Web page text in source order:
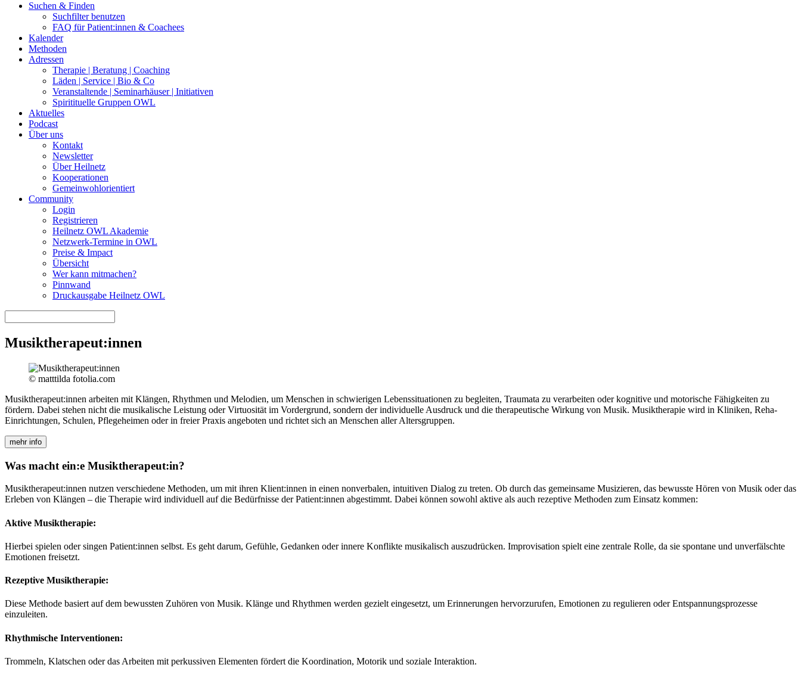
Suchen & Finden
Suchfilter benutzen
FAQ für Patient:innen & Coachees
Kalender
Methoden
Adressen
Therapie | Beratung | Coaching
Läden | Service | Bio & Co
Veranstaltende | Seminarhäuser | Initiativen
Spiritituelle Gruppen OWL
Aktuelles
Podcast
Über uns
Kontakt
Newsletter
Über Heilnetz
Kooperationen
Gemeinwohlorientiert
Community
Login
Registrieren
Heilnetz OWL Akademie
Netzwerk-Termine in OWL
Preise & Impact
Übersicht
Wer kann mitmachen?
Pinnwand
Druckausgabe Heilnetz OWL
Musiktherapeut:innen
© matttilda fotolia.com
Musiktherapeut:innen arbeiten mit Klängen, Rhythmen und Melodien, um Menschen in schwierigen Lebenssituationen zu begleiten, Traumata zu verarbeiten oder kognitive und motorische Fähigkeiten zu
fördern. Dabei stehen nicht die musikalische Leistung oder Virtuosität im Vordergrund, sondern der individuelle Ausdruck und die therapeutische Wirkung von Musik. Musiktherapie wird in Kliniken, Reha-
Einrichtungen, Schulen, Pflegeheimen oder in freier Praxis angeboten und richtet sich an Menschen aller Altersgruppen.
mehr info
Was macht ein:e Musiktherapeut:in?
Musiktherapeut:innen nutzen verschiedene Methoden, um mit ihren Klient:innen in einen nonverbalen, intuitiven Dialog zu treten. Ob durch das gemeinsame Musizieren, das bewusste Hören von Musik oder das
Erleben von Klängen – die Therapie wird individuell auf die Bedürfnisse der Patient:innen abgestimmt. Dabei können sowohl aktive als auch rezeptive Methoden zum Einsatz kommen:
Aktive Musiktherapie:
Hierbei spielen oder singen Patient:innen selbst. Es geht darum, Gefühle, Gedanken oder innere Konflikte musikalisch auszudrücken. Improvisation spielt eine zentrale Rolle, da sie spontane und unverfälschte
Emotionen freisetzt.
Rezeptive Musiktherapie:
Diese Methode basiert auf dem bewussten Zuhören von Musik. Klänge und Rhythmen werden gezielt eingesetzt, um Erinnerungen hervorzurufen, Emotionen zu regulieren oder Entspannungsprozesse
einzuleiten.
Rhythmische Interventionen:
Trommeln, Klatschen oder das Arbeiten mit perkussiven Elementen fördert die Koordination, Motorik und soziale Interaktion.